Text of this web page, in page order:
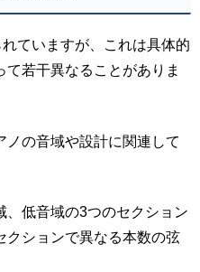
ていますが、これは具体的
若干異なることがありま
ノの音域や設計に関連して
、低音域の3つのセクション
クションで異なる本数の弦